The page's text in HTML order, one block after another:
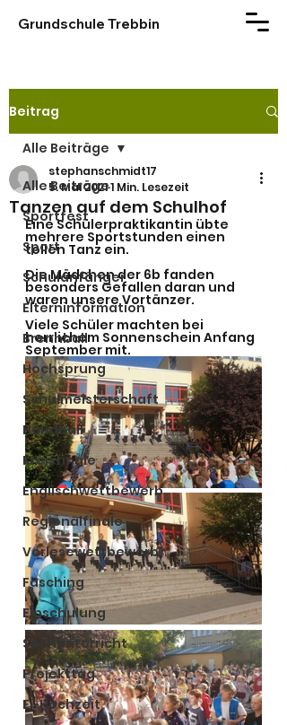
Grundschule Trebbin
Beitrag
Alle Beiträge
Sportfest
Sport
Schulanfänger
Elterninformation
Brennball
Hochsprung
Schulmeisterschaft
Handball
Kreisfinale
Englischwettbewerb
Regionalfinale
Vorlesewettbewerb
Fasching
Einschulung
Sachunterricht
Projekttag
Ei-Hochzeit
Alle Beiträge
Tanzen auf dem Schulhof
stephanschmidt17
5. Mai 20211 Min. Lesezeit
Eine Schülerpraktikantin übte
mehrere Sportstunden einen
tollen Tanz ein.
Die Mädchen der 6b fanden
besonders Gefallen daran und
waren unsere Vortänzer.
Viele Schüler machten bei
herrlichem Sonnenschein Anfang
September mit.